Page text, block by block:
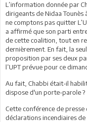
L’information donnée par
dirigeants de Nidaa Tounès
ne comptons pas quitter
a affirmé que son parti
de cette coalition, tout en
dernièrement. En fait, la
proposition par ses deux
l’UPT prévue pour ce
Au fait, Chabbi était-il
dispose d'un porte-parole ?
Cette conférence de
déclarations incendiaires